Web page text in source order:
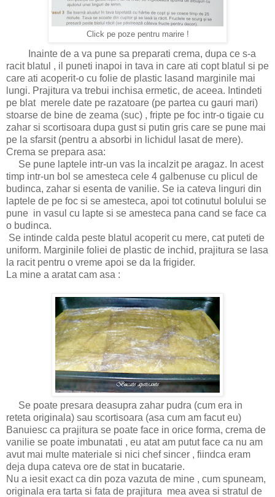
Click pe poze pentru marire !
Inainte de a va pune sa preparati crema, dupa ce s-a
racit blatul , il puneti inapoi in tava in care ati copt blatul si pe
care ati acoperit-o cu folie de plastic lasand marginile mai
lungi. Prajitura va trebui inchisa ermetic, de aceea. Intindeti
pe blat merele date pe razatoare (pe partea cu gauri mari)
stoarse de bine de zeama (suc) , fripte pe foc intr-o tigaie cu
zahar si scortisoara dupa gust si putin gris care se pune mai
pe la sfarsit (pentru a absorbi in lichidul lasat de mere).
Crema se prepara asa:
Se pune laptele intr-un vas la incalzit pe aragaz. In acest
timp intr-un bol se amesteca cele 4 galbenuse cu plicul de
budinca, zahar si esenta de vanilie. Se ia cateva linguri din
laptele de pe foc si se amesteca, apoi tot cotinutul bolului se
pune in vasul cu lapte si se amesteca pana cand se face ca
o budinca.
Se intinde calda peste blatul acoperit cu mere, cat puteti de
uniform. Marginile foliei de plastic de inchid, prajitura se lasa
la racit pentru o vreme apoi se da la frigider.
La mine a aratat cam asa :
Se poate presara deasupra zahar pudra (cum era in
reteta originala) sau scortisoara (asa cum am facut eu)
Banuiesc ca prajitura se poate face in orice forma, crema de
vanilie se poate imbunatati , eu atat am putut face ca nu am
avut mai multe materiale si nici chef sincer , fiindca eram
deja dupa cateva ore de stat in bucatarie.
Nu a iesit exact ca din poza vazuta de mine , cum spuneam,
originala era tarta si fata de prajitura mea avea si stratul de